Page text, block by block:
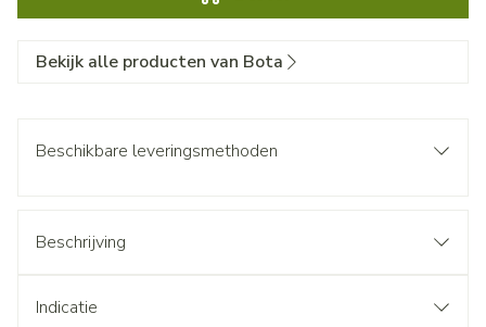
Bekijk alle producten van Bota
Beschikbare leveringsmethoden
Beschrijving
Indicatie